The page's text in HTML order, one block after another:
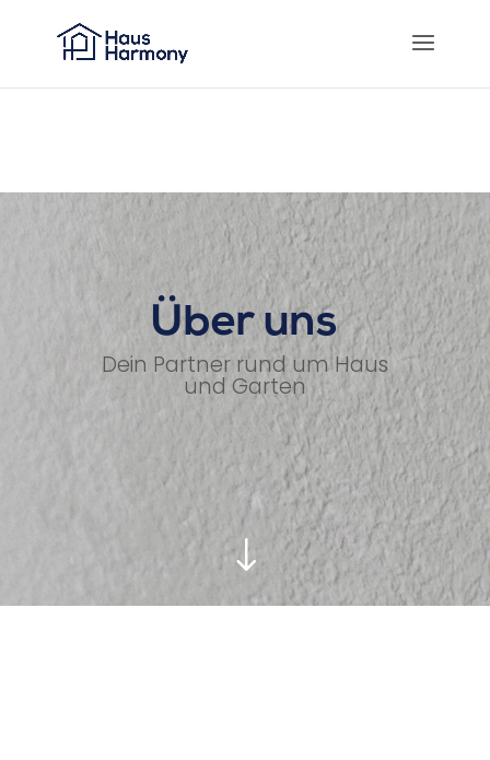
Über uns
Dein Partner rund um Haus
und Garten
"